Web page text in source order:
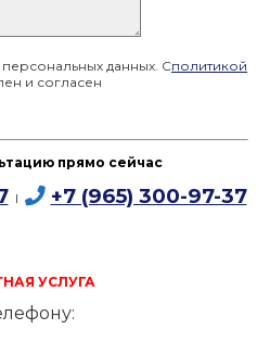
данных. Сполитикой
и согласен
прямо сейчас
I +7 (965) 300-97-37
УСЛУГА